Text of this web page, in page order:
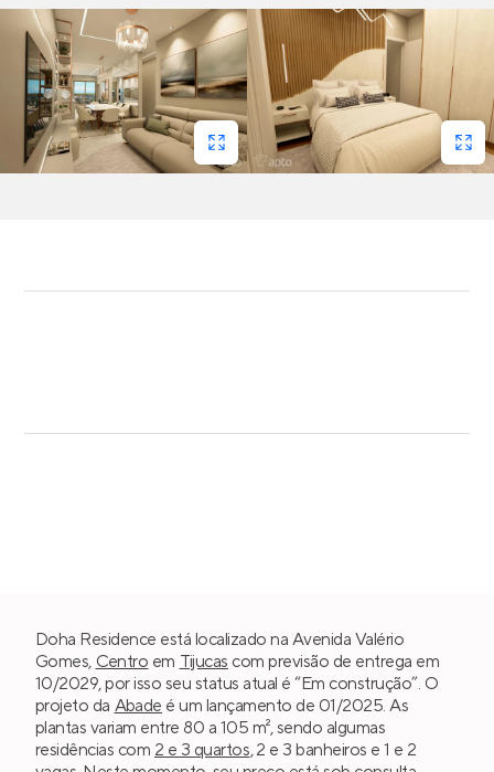
Doha Residence está localizado na Avenida Valério
Gomes, Centro em Tijucas com previsão de entrega em
10/2029, por isso seu status atual é “Em construção”. O
projeto da Abade é um lançamento de 01/2025. As
plantas variam entre 80 a 105 m², sendo algumas
residências com 2 e 3 quartos, 2 e 3 banheiros e 1 e 2